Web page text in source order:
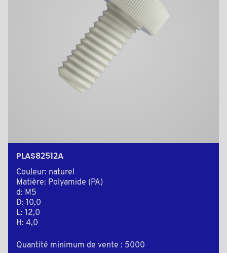
PLAS82512A
Couleur: naturel
Matière: Polyamide (PA)
d: M5
D: 10,0
L: 12,0
H: 4,0
Quantité minimum de vente : 5000